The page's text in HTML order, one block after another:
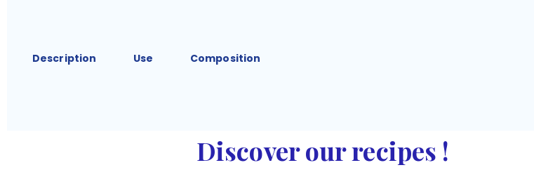
Description Use Composition
Discover our recipes !